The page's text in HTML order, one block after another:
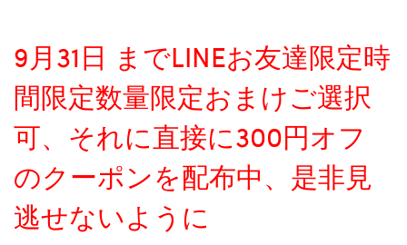
9月31日 までLINEお友達限定時
間限定数量限定おまけご選択
可、それに直接に300円オフ
のクーポンを配布中、是非見
逃せないように